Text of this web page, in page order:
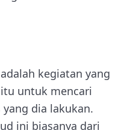
kegiatan yang
untuk mencari
dia lakukan.
ini biasanya dari